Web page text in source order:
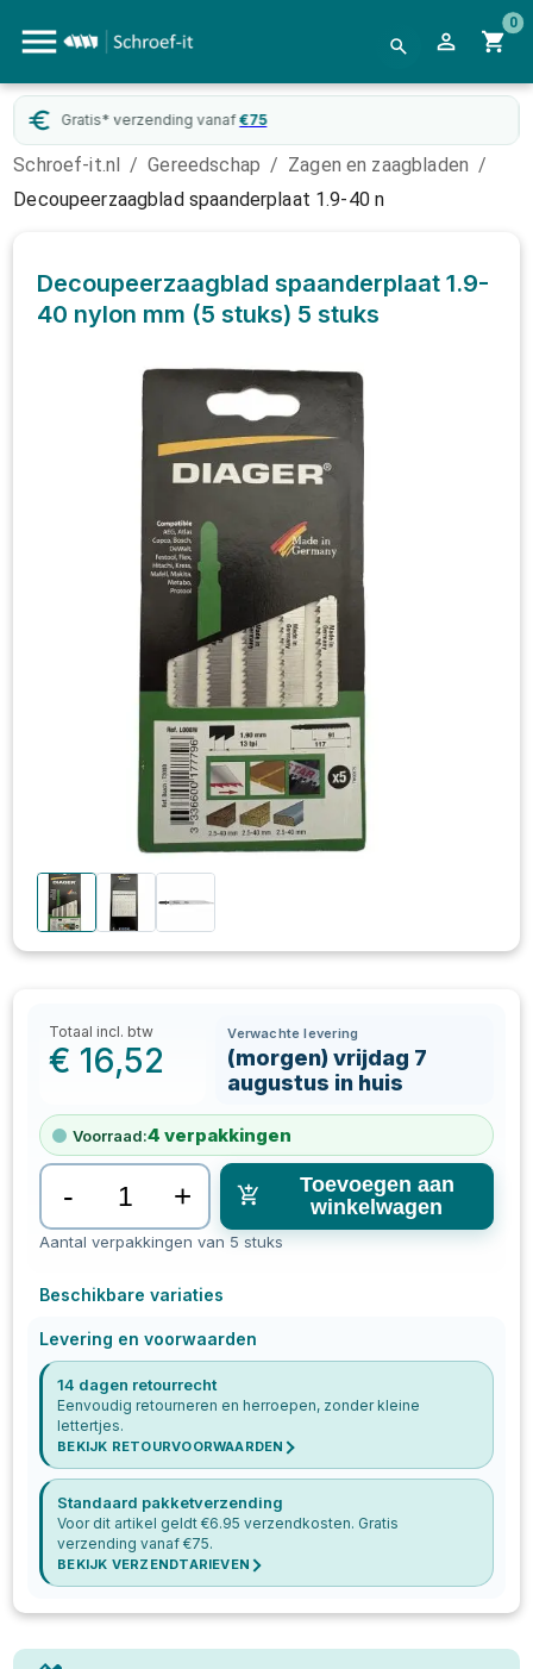
0
Gratis* verzending vanaf €75
Schroef-it.nl / Gereedschap / Zagen en zaagbladen /
Decoupeerzaagblad spaanderplaat 1.9-40 n
Decoupeerzaagblad spaanderplaat 1.9-
40 nylon mm (5 stuks) 5 stuks
Totaal incl. btw
€ 16,52
Verwachte levering
(morgen) vrijdag 7
augustus in huis
Voorraad:4 verpakkingen
- +
Toevoegen aan
winkelwagen
Aantal verpakkingen van 5 stuks
Beschikbare variaties
Levering en voorwaarden
14 dagen retourrecht
Eenvoudig retourneren en herroepen, zonder kleine
lettertjes.
BEKIJK RETOURVOORWAARDEN
Standaard pakketverzending
Voor dit artikel geldt €6.95 verzendkosten. Gratis
verzending vanaf €75.
BEKIJK VERZENDTARIEVEN